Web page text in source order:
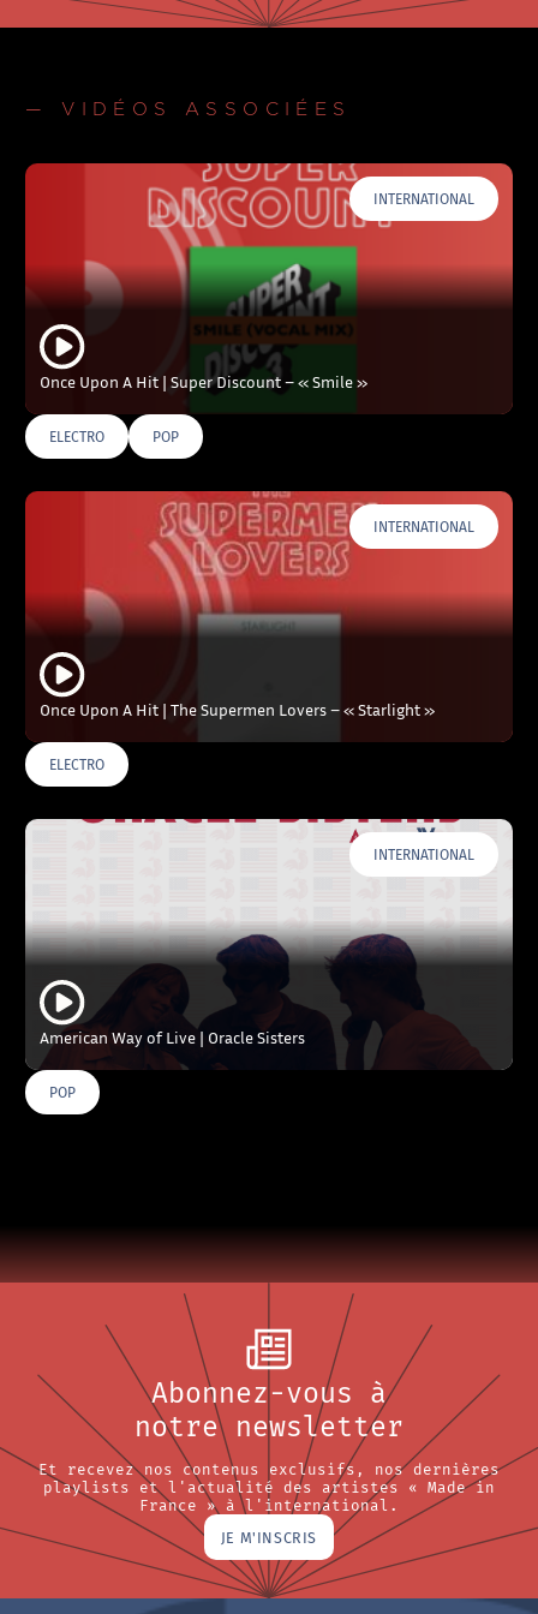
— VIDÉOS ASSOCIÉES
INTERNATIONAL
Once Upon A Hit | Super Discount – « Smile »
ELECTRO POP
INTERNATIONAL
Once Upon A Hit | The Supermen Lovers – « Starlight »
ELECTRO
INTERNATIONAL
American Way of Live | Oracle Sisters
POP
Abonnez-vous à
notre newsletter
Et recevez nos contenus exclusifs, nos dernières
playlists et l'actualité des artistes « Made in
France » à l'international.
JE M'INSCRIS